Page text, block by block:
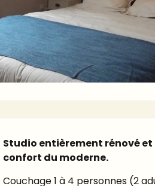
Description
Studio entièrement rénové
confort du moderne.
Couchage 1 à 4 personnes (2